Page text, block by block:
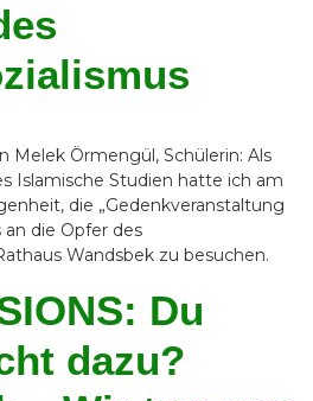
Melek Örmengül, Schülerin: Als
Islamische Studien hatte ich am
die „Gedenkveranstaltung
die Opfer des
Wandsbek zu besuchen.
Du
dazu?